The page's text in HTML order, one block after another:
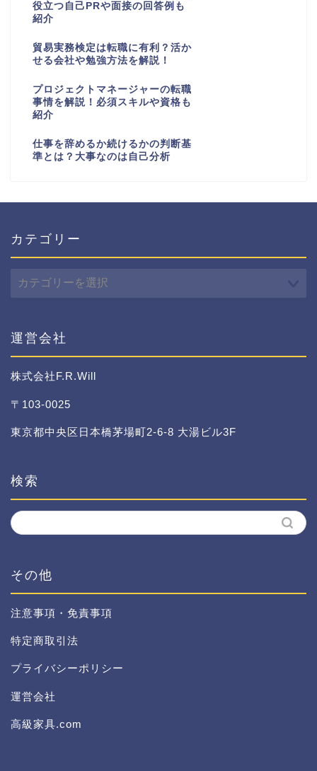
役立つ自己PRや面接の回答例も
紹介
貿易実務検定は転職に有利？活か
せる会社や勉強方法を解説！
プロジェクトマネージャーの転職
事情を解説！必須スキルや資格も
紹介
仕事を辞めるか続けるかの判断基
準とは？大事なのは自己分析
カテゴリー
テ
ー
運営会社
株式会社F.R.Will
〒103-0025
東京都中央区日本橋茅場町2-6-8 大湯ビル3F
検索
その他
注意事項・免責事項
特定商取引法
プライバシーポリシー
運営会社
高級家具.com